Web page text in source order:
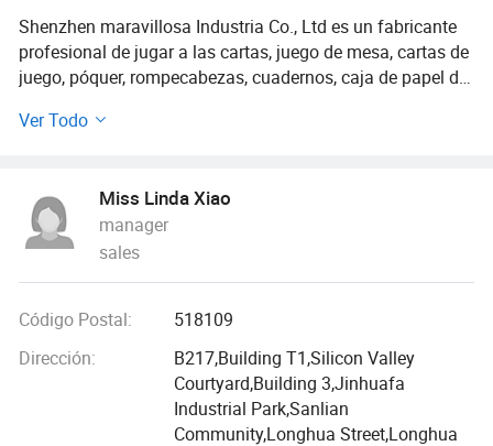
Shenzhen maravillosa Industria Co., Ltd es un fabricante
profesional de jugar a las cartas, juego de mesa, cartas de
juego, póquer, rompecabezas, cuadernos, caja de papel de
plástico conjunto entero etc
de un gran grupo de fabricación, tenemos fábrica en
shenzhen, Ningbo, Shanghai, hemos producido millones
de barajas de juego de cartas, juegos de cartas y de mesa,
todo el juego de artículos de papel y plástico para
Cada fábrica que cubre un área de 5000 metros
cuadrados, un total de unos 30000 metros cuadrados,
tenemos un total de 600 trabajadores y muchas máquinas
avanzadas como la filmadora de planchas digital CTP, la
Ver Todo
Miss Linda Xiao
manager
sales
Código Postal:
518109
Dirección:
B217,Building T1,Silicon Valley
Courtyard,Building 3,Jinhuafa
Industrial Park,Sanlian
Community,Longhua Street,Longhua